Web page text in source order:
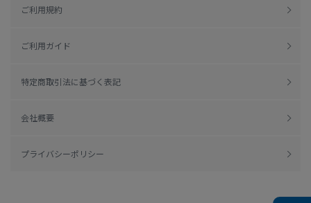
ご利用規約
ご利用ガイド
特定商取引法に基づく表記
会社概要
プライバシーポリシー